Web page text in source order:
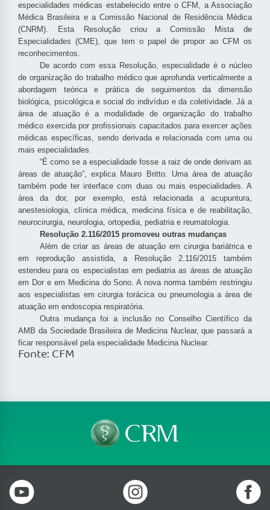
especialidades médicas estabelecido entre o CFM, a Associação
Médica Brasileira e a Comissão Nacional de Residência Médica
(CNRM). Esta Resolução criou a Comissão Mista de
Especialidades (CME), que tem o papel de propor ao CFM os
reconhecimentos.
De acordo com essa Resolução, especialidade é o núcleo
de organização do trabalho médico que aprofunda verticalmente a
abordagem teórica e prática de seguimentos da dimensão
biológica, psicológica e social do indivíduo e da coletividade. Já a
área de atuação é a modalidade de organização do trabalho
médico exercida por profissionais capacitados para exercer ações
médicas específicas, sendo derivada e relacionada com uma ou
mais especialidades.
“É como se a especialidade fosse a raiz de onde derivam as
áreas de atuação”, explica Mauro Britto. Uma área de atuação
também pode ter interface com duas ou mais especialidades. A
área da dor, por exemplo, está relacionada a acupuntura,
anestesiologia, clínica médica, medicina física e de reabilitação,
neurocirurgia, neurologia, ortopedia, pediatria e reumatologia.
Resolução 2.116/2015 promoveu outras mudanças
Além de criar as áreas de atuação em cirurgia bariátrica e
em reprodução assistida, a Resolução 2.116/2015 também
estendeu para os especialistas em pediatria as áreas de atuação
em Dor e em Medicina do Sono. A nova norma também restringiu
aos especialistas em cirurgia torácica ou pneumologia a área de
atuação em endoscopia respiratória.
Outra mudança foi a inclusão no Conselho Científico da
AMB da Sociedade Brasileira de Medicina Nuclear, que passará a
ficar responsável pela especialidade Medicina Nuclear.
Fonte: CFM